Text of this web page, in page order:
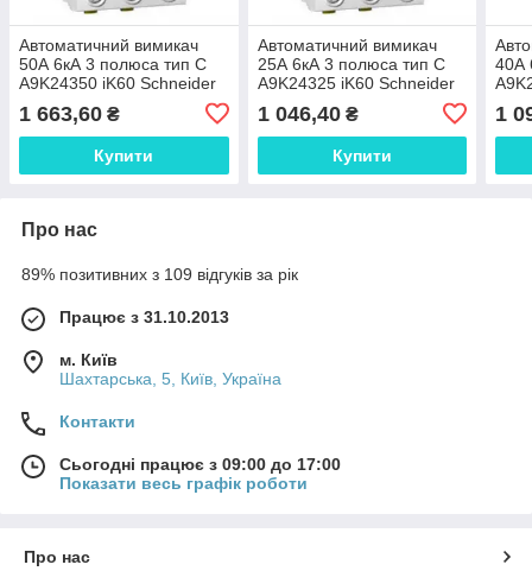
Автоматичний вимикач
50А 6кА 3 полюса тип C
A9K24350 iK60 Schneider
1 663,60 ₴
Купити
Автоматичний вимикач
25А 6кА 3 полюса тип C
A9K24325 iK60 Schneider
1 046,40₴
Купити
40А
1
Про нас
89% позитивних з 109 відгуків за рік
Працює з 31.10.2013
м. Київ
Шахтарська, 5, Київ, Україна
Контакти
Сьогодні працює з 09:00 до 17:00
Показати весь графік роботи
Про нас